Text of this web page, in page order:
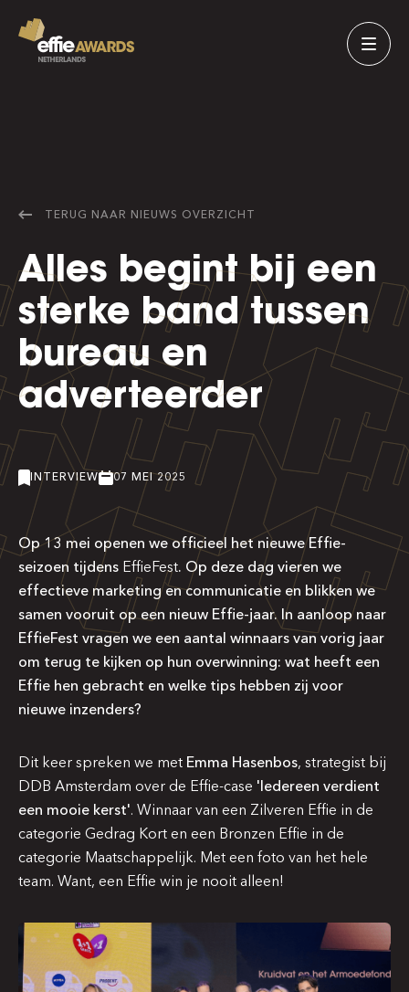
TERUG NAAR NIEUWS OVERZICHT
Alles begint bij een
sterke band tussen
bureau en
adverteerder
INTERVIEW 07 MEI 2025
Op 13 mei openen we officieel het nieuwe Effie-
seizoen tijdens EffieFest. Op deze dag vieren we
effectieve marketing en communicatie en blikken we
samen vooruit op een nieuw Effie-jaar. In aanloop naar
EffieFest vragen we een aantal winnaars van vorig jaar
om terug te kijken op hun overwinning: wat heeft een
Effie hen gebracht en welke tips hebben zij voor
nieuwe inzenders?
Dit keer spreken we met Emma Hasenbos, strategist bij
DDB Amsterdam over de Effie-case 'Iedereen verdient
een mooie kerst'. Winnaar van een Zilveren Effie in de
categorie Gedrag Kort en een Bronzen Effie in de
categorie Maatschappelijk. Met een foto van het hele
team. Want, een Effie win je nooit alleen!